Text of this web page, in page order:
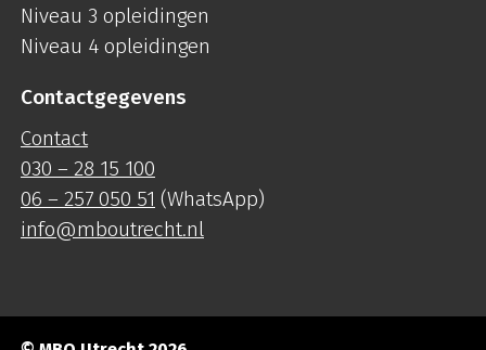
Niveau 3 opleidingen
Niveau 4 opleidingen
Contactgegevens
Contact
030 – 28 15 100
06 – 257 050 51 (WhatsApp)
info@mboutrecht.nl